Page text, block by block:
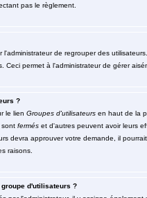
pas le règlement.
de regrouper des
Ceci permet à l'administrateur de gérer
?
le lien Groupes d'utilisateursen haut de la
sont ferméset d'autres peuvent avoir leurs
devra approuver votre demande, il
raisons.
d'utilisateurs ?